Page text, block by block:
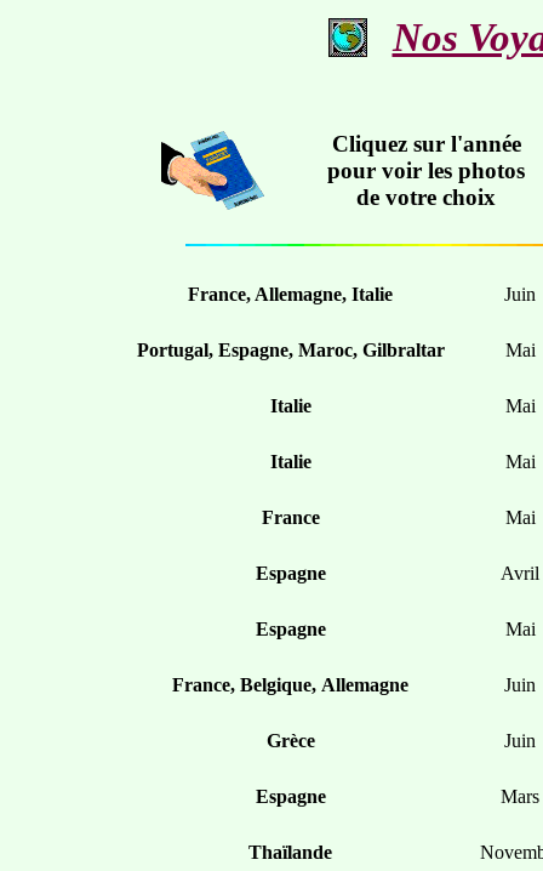
Nos
Cliquez sur l'année
pour voir les photos
de votre choix
France, Allemagne, Italie Juin
Portugal, Espagne, Maroc, Gilbraltar Mai
Italie Mai
Italie Mai
France Mai
Espagne Avril
Espagne Mai
France, Belgique, Allemagne Juin
Grèce Juin
Espagne Mars
Thaïlande